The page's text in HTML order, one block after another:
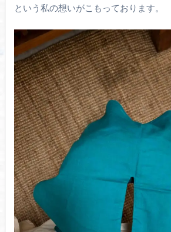
という私の想いがこもっております。